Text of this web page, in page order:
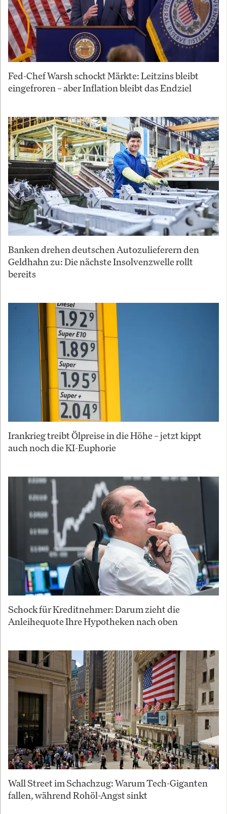
Fed-Chef Warsh schockt Märkte: Leitzins bleibt
eingefroren – aber Inflation bleibt das Endziel
Banken drehen deutschen Autozulieferern den
Geldhahn zu: Die nächste Insolvenzwelle rollt
bereits
Irankrieg treibt Ölpreise in die Höhe – jetzt kippt
auch noch die KI-Euphorie
Schock für Kreditnehmer: Darum zieht die
Anleihequote Ihre Hypotheken nach oben
Wall Street im Schachzug: Warum Tech-Giganten
fallen, während Rohöl-Angst sinkt